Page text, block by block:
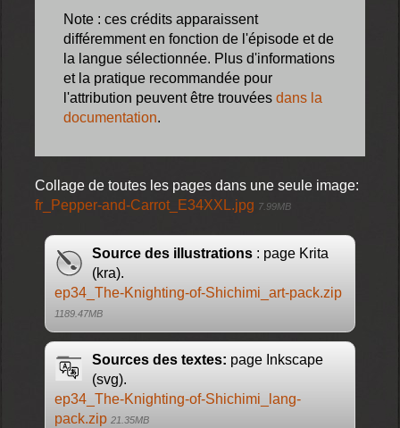
Note : ces crédits apparaissent
différemment en fonction de l'épisode et de
la langue sélectionnée. Plus d'informations
et la pratique recommandée pour
l'attribution peuvent être trouvées dans la
documentation.
Collage de toutes les pages dans une seule image:
fr_Pepper-and-Carrot_E34XXL.jpg 7.99MB
Source des illustrations: page Krita
(kra).
ep34_The-Knighting-of-Shichimi_art-pack.zip
1189.47MB
Sources des textes: page Inkscape
(svg).
ep34_The-Knighting-of-Shichimi_lang-
pack.zip 21.35MB